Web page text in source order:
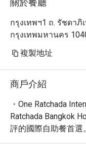
關於餐廳
กรุงเทพฯ1 ถ. รัชดา
กรุงเทพมหานคร
複製地址
商戶介紹
・One Ratchada
Ratchada Bangkok
評的國際自助餐首選
利，並在 74 則評論